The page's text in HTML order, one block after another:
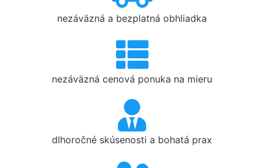
nezáväzná a bezplatná obhliadka
nezáväzná cenová ponuka na mieru
dlhoročné skúsenosti a bohatá prax